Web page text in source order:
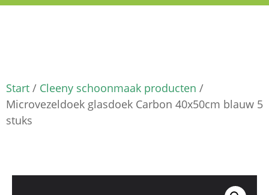
Start / Cleeny schoonmaak producten /
Microvezeldoek glasdoek Carbon 40x50cm blauw 5
stuks